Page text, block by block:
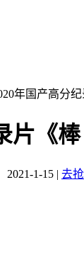
年国产高分
片《
2021-1-15 | 去